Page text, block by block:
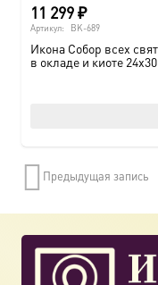
11 299₽
Артикул: BK-689
Икона Собор всех
в окладе и киоте
Предыдущая запись